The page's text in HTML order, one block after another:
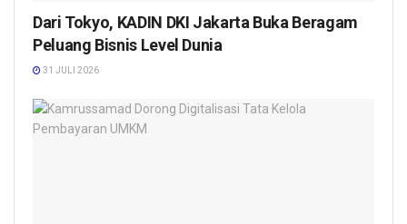
Dari Tokyo, KADIN DKI Jakarta Buka Beragam
Peluang Bisnis Level Dunia
31 JULI 2026